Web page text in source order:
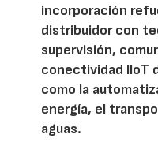
incorporación
distribuidor con
supervisión,
conectividad IIoT
como la
energía, el
aguas.